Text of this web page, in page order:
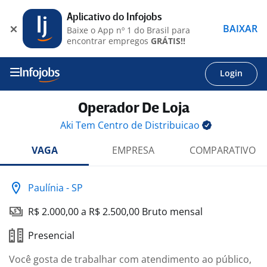
Login
Operador De Loja
Aki Tem Centro de Distribuicao
VAGA
EMPRESA COMPARATIVO
Paulínia - SP
R$ 2.000,00 a R$ 2.500,00 Bruto mensal
Presencial
Você gosta de trabalhar com atendimento ao público,
Aplicativo do Infojobs
Baixe o App nº 1 do Brasil para
encontrar empregos GRÁTIS!!
BAIXAR